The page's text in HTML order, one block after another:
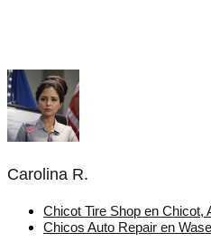
Carolina R.
Chicot Tire Shop en Chicot,
Chicos Auto Repair en